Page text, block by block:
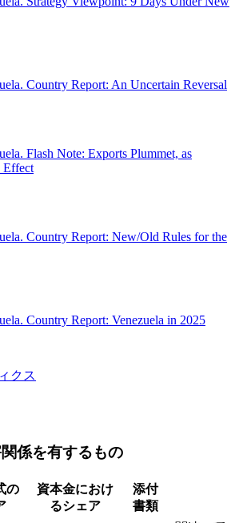
Country Report: An Uncertain Reversal
Flash Note: Exports Plummet, as
Effect
Country Report: New/Old Rules for the
Country Report: Venezuela in 2025
クス
係を有するもの
の
資本金におけ
るシェア
添付
書類